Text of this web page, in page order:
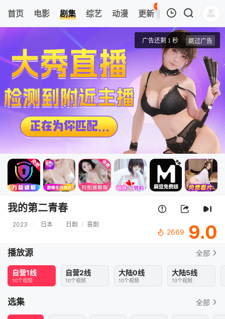
首页 电影 剧集 综艺 动漫 更新
41
热榜 APP
我的观影记录
我的第二青春
清空
我的第二青春
2023 日本 日剧 / 喜剧
2669 9.0
播放源 全部
自营1线
10个视频
自营2线
10个视频
大陆0线
10个视频
大陆5线
10个视频
选集 全部